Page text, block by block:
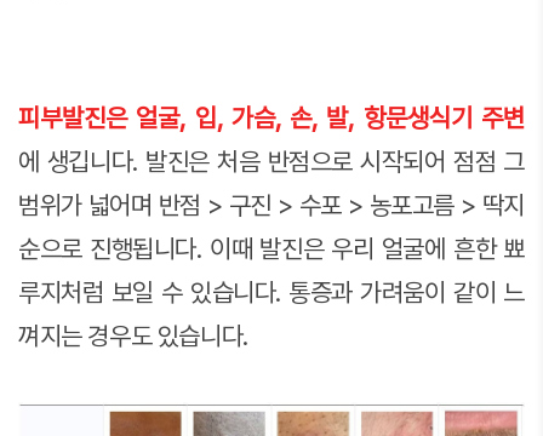
피부발진은 얼굴, 입, 가슴, 손, 발, 항문생식기 주변
에 생깁니다. 발진은 처음 반점으로 시작되어 점점 그
범위가 넓어며 반점 > 구진 > 수포 > 농포고름 > 딱지
순으로 진행됩니다. 이때 발진은 우리 얼굴에 흔한 뾰
루지처럼 보일 수 있습니다. 통증과 가려움이 같이 느
껴지는 경우도 있습니다.